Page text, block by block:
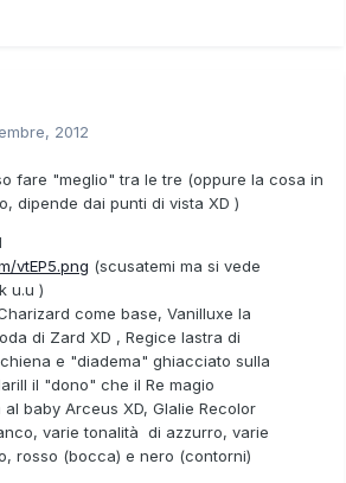
2012
fare "meglio" tra le tre (oppure la cosa in
dipende dai punti di vista XD )
vtEP5.png (scusatemi ma si vede
u.u )
come base, Vanilluxe la
di Zard XD , Regice lastra di
e "diadema" ghiacciato sulla
il "dono" che il Re magio
baby Arceus XD, Glalie Recolor
varie tonalità di azzurro, varie
rosso (bocca) e nero (contorni)